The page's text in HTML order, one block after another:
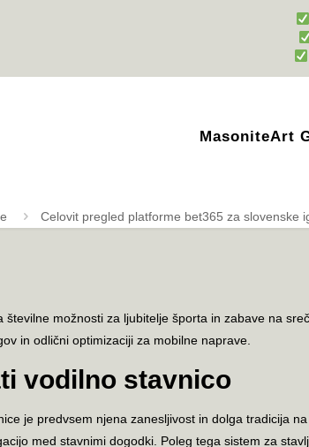
MasoniteArt
Celovit pregled platforme bet365 za slovenske
številne možnosti za ljubitelje športa in zabave na
in odlični optimizaciji za mobilne naprave.
vodilno stavnico
je predvsem njena zanesljivost in dolga tradicija
med stavnimi dogodki. Poleg tega sistem za